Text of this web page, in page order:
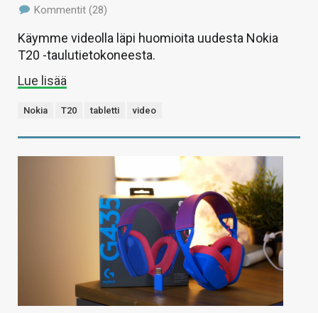
Kommentit (28)
Käymme videolla läpi huomioita uudesta Nokia
T20 -taulutietokoneesta.
Lue lisää
Nokia T20 tabletti video